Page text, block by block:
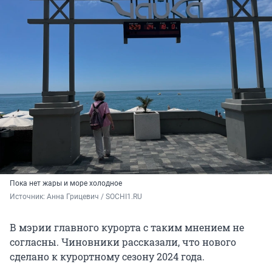
Пока нет жары и море холодное
Источник: Анна Грицевич / SOCHI1.RU
В мэрии главного курорта с таким мнением не
согласны. Чиновники рассказали, что нового
сделано к курортному сезону 2024 года.